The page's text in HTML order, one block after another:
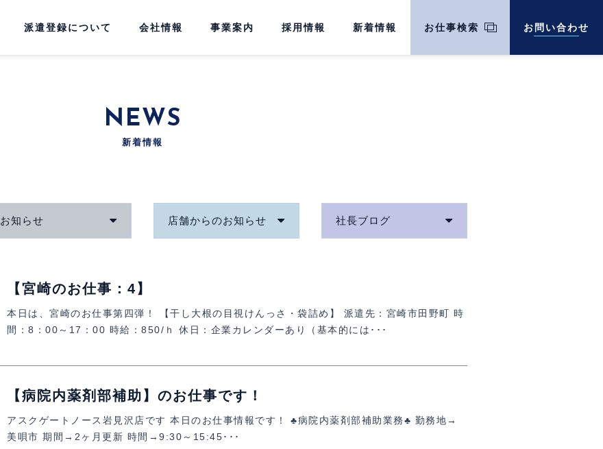
派遣登録について 会社情報 事業案内 採用情報 新着情報 お仕事検索 お問い合わせ
NEWS
新着情報
お知らせ 店舗からのお知らせ 社長ブログ
【宮崎のお仕事：4】
本日は、宮崎のお仕事第四弾！ 【干し大根の目視けんっさ・袋詰め】 派遣先：宮崎市田野町 時
間：8：00～17：00 時給：850/ｈ 休日：企業カレンダーあり（基本的には･･･
【病院内薬剤部補助】のお仕事です！
アスクゲートノース岩見沢店です 本日のお仕事情報です！ ♣病院内薬剤部補助業務♣ 勤務地→
美唄市 期間→2ヶ月更新 時間→9:30～15:45･･･